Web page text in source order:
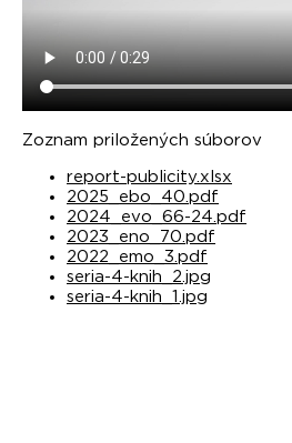
Zoznam priložených súborov
report-publicity.xlsx
2025_ebo_40.pdf
2024_evo_66-24.pdf
2023_eno_70.pdf
2022_emo_3.pdf
seria-4-knih_2.jpg
seria-4-knih_1.jpg